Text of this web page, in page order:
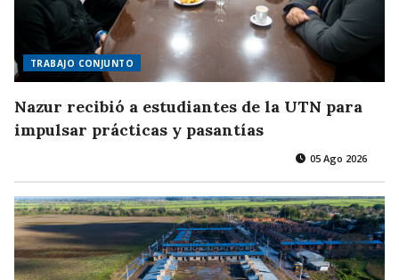
TRABAJO CONJUNTO
Nazur recibió a estudiantes de la UTN para
impulsar prácticas y pasantías
05 Ago 2026